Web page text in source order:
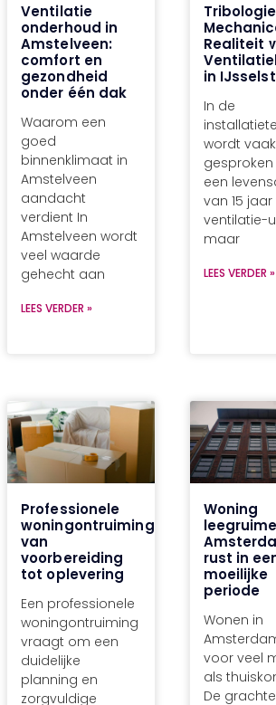
Ventilatie
onderhoud in
Amstelveen:
comfort en
gezondheid
onder één dak
Waarom een
goed
binnenklimaat in
Amstelveen
aandacht
verdient In
Amstelveen wordt
veel waarde
gehecht aan
LEES VERDER »
Realiteit
in
In de
wordt vaak
een
van 15
ventilatie-
maar
LEES VERDER »
Professionele
woningontruiming
van
voorbereiding
tot oplevering
Een professionele
woningontruiming
vraagt om een
duidelijke
planning en
zorgvuldige
Woning
rust in
moeilijke
periode
Wonen in
voor veel
als
De